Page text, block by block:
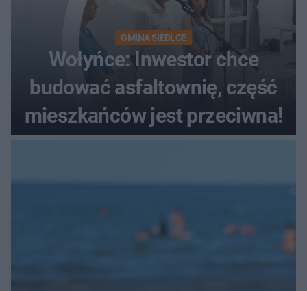
GMINA SIEDLCE
Wołyńce: Inwestor chce
budować asfaltownię, część
mieszkańców jest przeciwna!